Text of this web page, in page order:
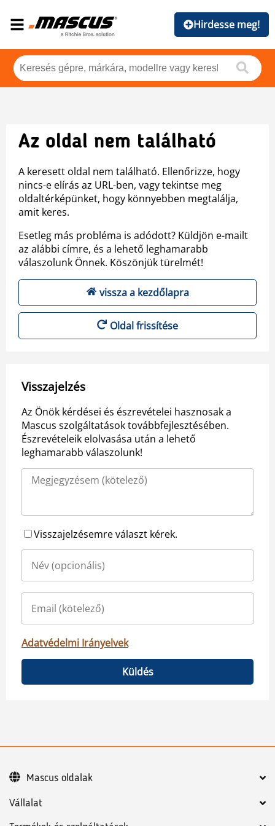
Hirdesse meg!
Az oldal nem található
A keresett oldal nem található. Ellenőrizze, hogy
nincs-e elírás az URL-ben, vagy tekintse meg
oldaltérképünket, hogy könnyebben megtalálja,
amit keres.
Esetleg más probléma is adódott? Küldjön e-mailt
az alábbi címre, és a lehető leghamarabb
válaszolunk Önnek. Köszönjük türelmét!
vissza a kezdőlapra
Oldal frissítése
Visszajelzés
Az Önök kérdései és észrevételei hasznosak a
Mascus szolgáltatások továbbfejlesztésében.
Észrevételeik elolvasása után a lehető
leghamarabb válaszolunk!
Visszajelzésemre választ kérek.
Adatvédelmi Irányelvek
Küldés
Vállalat
Mascus oldalak